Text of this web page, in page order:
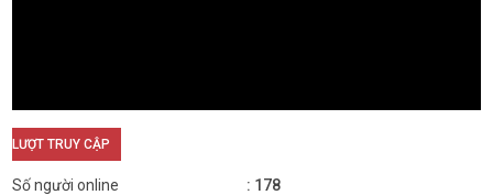
LƯỢT TRUY CẬP
Số người online
178